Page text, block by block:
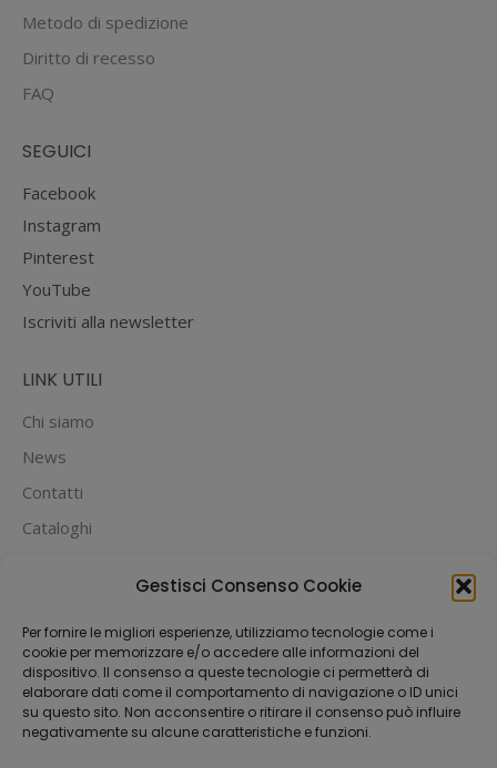
Gestisci Consenso Cookie
Per fornire le migliori esperienze, utilizziamo tecnologie come i
cookie per memorizzare e/o accedere alle informazioni del
dispositivo. Il consenso a queste tecnologie ci permetterà di
elaborare dati come il comportamento di navigazione o ID unici
su questo sito. Non acconsentire o ritirare il consenso può influire
negativamente su alcune caratteristiche e funzioni.
Metodo di spedizione
Diritto di recesso
FAQ
SEGUICI
Facebook
Instagram
Pinterest
YouTube
Iscriviti alla newsletter
LINK UTILI
Chi siamo
News
Contatti
Cataloghi
PUOI PAGARE CON: